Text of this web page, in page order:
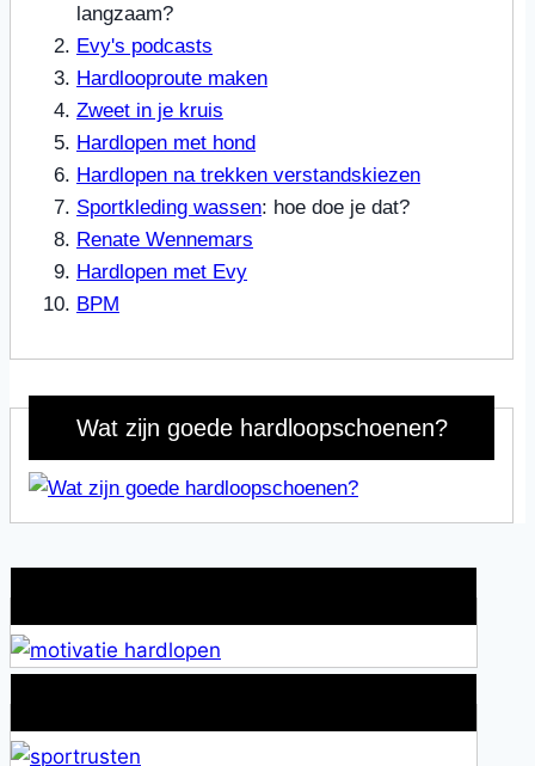
langzaam?
Evy's podcasts
Hardlooproute maken
Zweet in je kruis
Hardlopen met hond
Hardlopen na trekken verstandskiezen
Sportkleding wassen: hoe doe je dat?
Renate Wennemars
Hardlopen met Evy
BPM
Wat zijn goede hardloopschoenen?